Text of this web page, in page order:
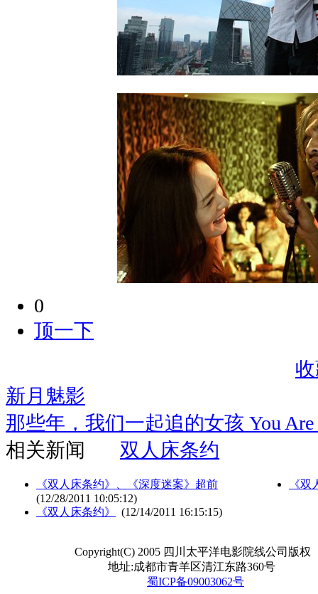
0
顶一下
新月魅影
那些年，我们一起追的女孩 You Are
相关新闻
双人床条约
《双人床条约》、《深度迷案》超前
(12/28/2011 10:05:12)
《双人床条约》
(12/14/2011 16:15:15)
《
Copyright(C) 2005 四川太平洋电影院线公司版权
地址:成都市青羊区清江东路360号
蜀ICP备09003062号